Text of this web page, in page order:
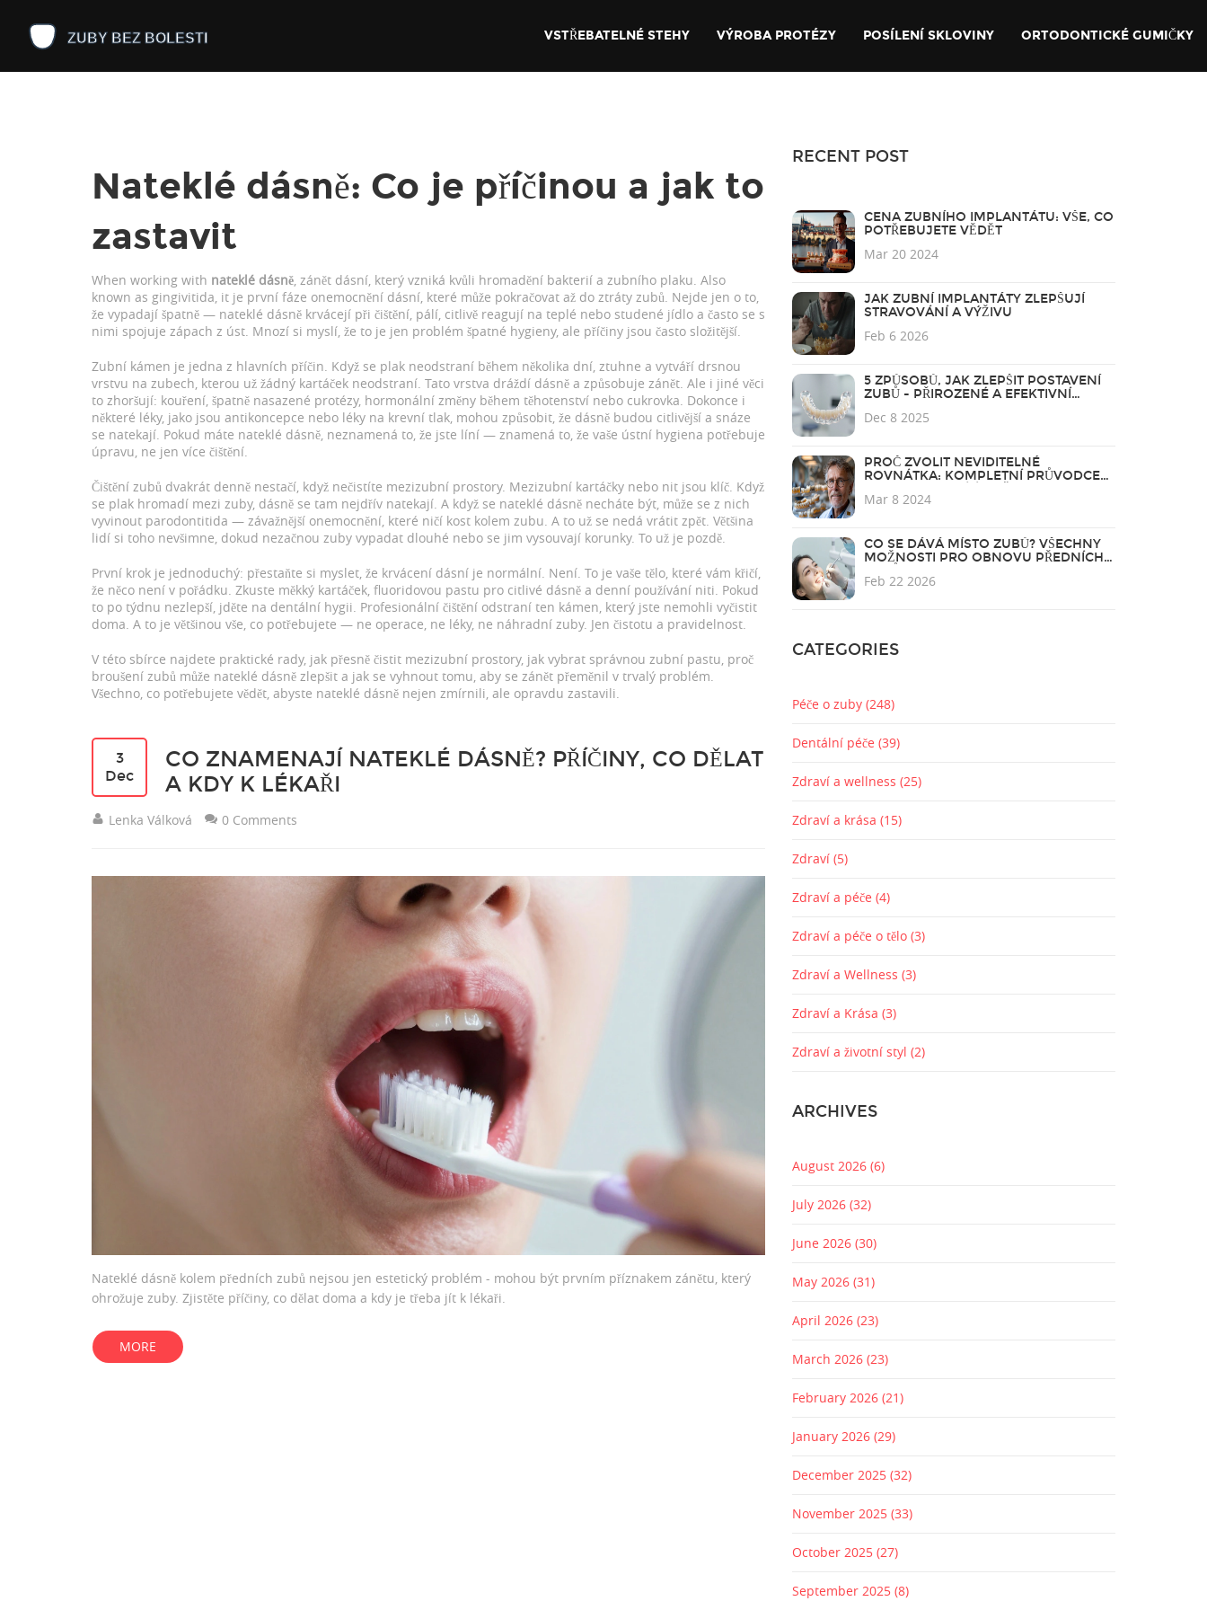
VSTŘEBATELNÉ STEHY VÝROBA PROTÉZY POSÍLENÍ SKLOVINY ORTODONTICKÉ GUMIČKY
Nateklé dásně: Co je příčinou a jak to
zastavit
When working with nateklé dásně, zánět dásní, který vzniká kvůli hromadění bakterií a zubního plaku. Also
known as gingivitida, it je první fáze onemocnění dásní, které může pokračovat až do ztráty zubů. Nejde jen o to,
že vypadají špatně — nateklé dásně krvácejí při čištění, pálí, citlivě reagují na teplé nebo studené jídlo a často se s
nimi spojuje zápach z úst. Mnozí si myslí, že to je jen problém špatné hygieny, ale příčiny jsou často složitější.
Zubní kámen je jedna z hlavních příčin. Když se plak neodstraní během několika dní, ztuhne a vytváří drsnou
vrstvu na zubech, kterou už žádný kartáček neodstraní. Tato vrstva dráždí dásně a způsobuje zánět. Ale i jiné věci
to zhoršují: kouření, špatně nasazené protézy, hormonální změny během těhotenství nebo cukrovka. Dokonce i
některé léky, jako jsou antikoncepce nebo léky na krevní tlak, mohou způsobit, že dásně budou citlivější a snáze
se natekají. Pokud máte nateklé dásně, neznamená to, že jste líní — znamená to, že vaše ústní hygiena potřebuje
úpravu, ne jen více čištění.
Čištění zubů dvakrát denně nestačí, když nečistíte mezizubní prostory. Mezizubní kartáčky nebo nit jsou klíč. Když
se plak hromadí mezi zuby, dásně se tam nejdřív natekají. A když se nateklé dásně necháte být, může se z nich
vyvinout parodontitida — závažnější onemocnění, které ničí kost kolem zubu. A to už se nedá vrátit zpět. Většina
lidí si toho nevšimne, dokud nezačnou zuby vypadat dlouhé nebo se jim vysouvají korunky. To už je pozdě.
První krok je jednoduchý: přestaňte si myslet, že krvácení dásní je normální. Není. To je vaše tělo, které vám křičí,
že něco není v pořádku. Zkuste měkký kartáček, fluoridovou pastu pro citlivé dásně a denní používání niti. Pokud
to po týdnu nezlepší, jděte na dentální hygii. Profesionální čištění odstraní ten kámen, který jste nemohli vyčistit
doma. A to je většinou vše, co potřebujete — ne operace, ne léky, ne náhradní zuby. Jen čistotu a pravidelnost.
V této sbírce najdete praktické rady, jak přesně čistit mezizubní prostory, jak vybrat správnou zubní pastu, proč
broušení zubů může nateklé dásně zlepšit a jak se vyhnout tomu, aby se zánět přeměnil v trvalý problém.
Všechno, co potřebujete vědět, abyste nateklé dásně nejen zmírnili, ale opravdu zastavili.
3
Dec
CO ZNAMENAJÍ NATEKLÉ DÁSNĚ? PŘÍČINY, CO DĚLAT
A KDY K LÉKAŘI
Lenka Válková 0 Comments
Nateklé dásně kolem předních zubů nejsou jen estetický problém - mohou být prvním příznakem zánětu, který
ohrožuje zuby. Zjistěte příčiny, co dělat doma a kdy je třeba jít k lékaři.
MORE
RECENT POST
CENA ZUBNÍHO IMPLANTÁTU: VŠE, CO
POTŘEBUJETE VĚDĚT
Mar 20 2024
JAK ZUBNÍ IMPLANTÁTY ZLEPŠUJÍ
STRAVOVÁNÍ A VÝŽIVU
Feb 6 2026
5 ZPŮSOBŮ, JAK ZLEPŠIT POSTAVENÍ
ZUBŮ - PŘIROZENÉ A EFEKTIVNÍ
Dec 8 2025
PROČ ZVOLIT NEVIDITELNÉ
ROVNÁTKA: KOMPLETNÍ PRŮVODCE
Mar 8 2024
CO SE DÁVÁ MÍSTO ZUBŮ? VŠECHNY
MOŽNOSTI PRO OBNOVU PŘEDNÍCH
Feb 22 2026
CATEGORIES
Péče o zuby (248)
Dentální péče (39)
Zdraví a wellness (25)
Zdraví a krása (15)
Zdraví (5)
Zdraví a péče (4)
Zdraví a péče o tělo (3)
Zdraví a Wellness (3)
Zdraví a Krása (3)
Zdraví a životní styl (2)
ARCHIVES
August 2026 (6)
July 2026 (32)
June 2026 (30)
May 2026 (31)
April 2026 (23)
March 2026 (23)
February 2026 (21)
January 2026 (29)
December 2025 (32)
November 2025 (33)
October 2025 (27)
September 2025 (8)